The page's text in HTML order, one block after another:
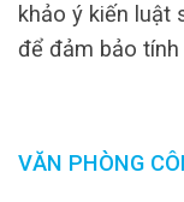
khảo ý kiến luật
để đảm bảo tính
VĂN PHÒNG